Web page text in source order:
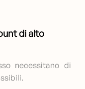
di alto
necessitano di